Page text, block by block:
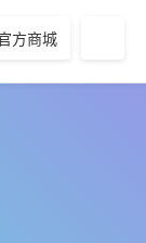
方商城